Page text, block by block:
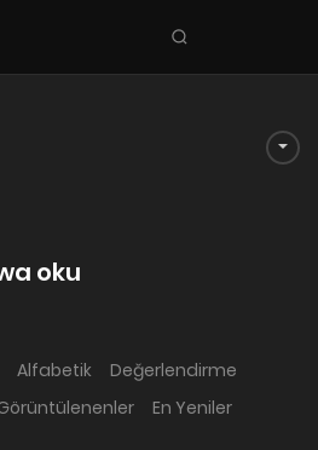
Seri
ara
oku
Alfabetik
Değerlendirme
En Yeniler